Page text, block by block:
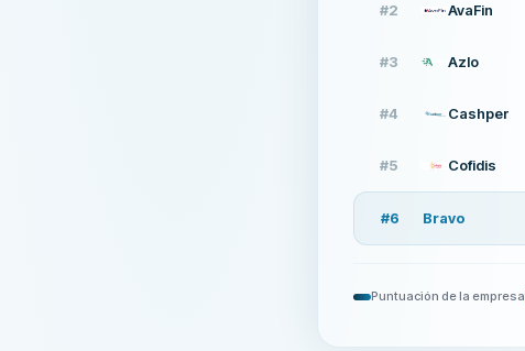
#2 AvaFin
#3 Azlo
#4 Cashper
#5 Cofidis
#6 Bravo
Puntuación de la empresa